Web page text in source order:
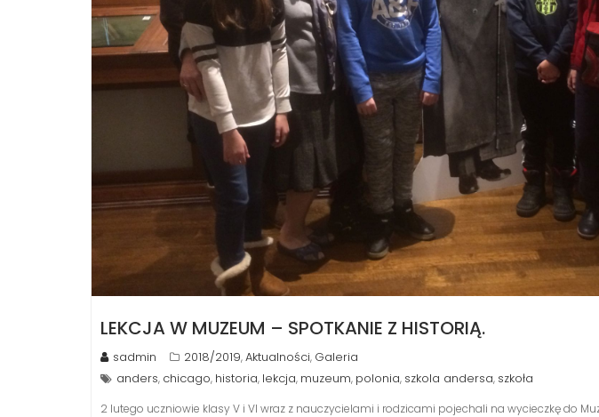
LEKCJA W MUZEUM – SPOTKANIE Z HISTORIĄ.
sadmin 2018/2019,Aktualności, Galeria
anders, chicago, historia, lekcja, muzeum, polonia, szkola andersa, szkoła
2 lutego uczniowie klasy V i VI wraz z nauczycielami i rodzicami pojechali na wycieczkę do